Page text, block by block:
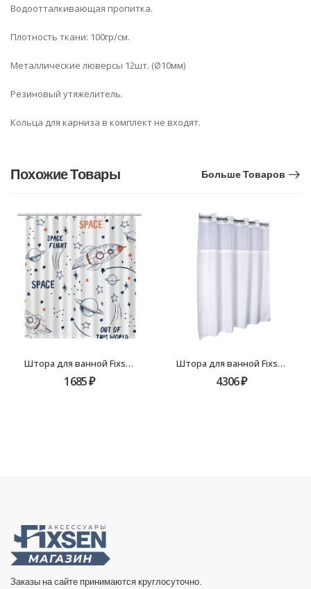
Водоотталкивающая пропитка.
Плотность ткани: 100гр/см.
Металлические люверсы 12шт. (Ø10мм)
Резиновый утяжелитель.
Кольца для карниза в комплект не входят.
Похожие Товары Больше Товаров
Штора для ванной Fixsen Space FX-2508, без колец
1685₽
Штора для ванной Fixsen Hotel FX-3319E, белая
4306₽
Заказы на сайте принимаются круглосуточно.